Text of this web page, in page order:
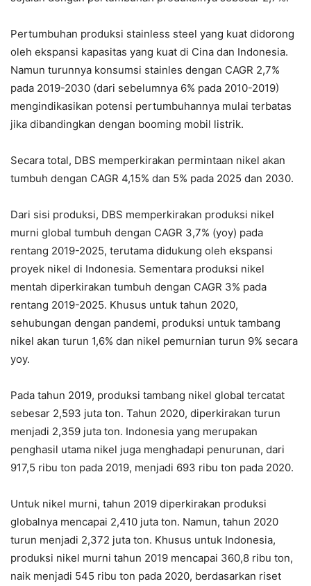
Pertumbuhan produksi stainless steel yang kuat didorong
oleh ekspansi kapasitas yang kuat di Cina dan Indonesia.
Namun turunnya konsumsi stainles dengan CAGR 2,7%
pada 2019-2030 (dari sebelumnya 6% pada 2010-2019)
mengindikasikan potensi pertumbuhannya mulai terbatas
jika dibandingkan dengan booming mobil listrik.
Secara total, DBS memperkirakan permintaan nikel akan
tumbuh dengan CAGR 4,15% dan 5% pada 2025 dan 2030.
Dari sisi produksi, DBS memperkirakan produksi nikel
murni global tumbuh dengan CAGR 3,7% (yoy) pada
rentang 2019-2025, terutama didukung oleh ekspansi
proyek nikel di Indonesia. Sementara produksi nikel
mentah diperkirakan tumbuh dengan CAGR 3% pada
rentang 2019-2025. Khusus untuk tahun 2020,
sehubungan dengan pandemi, produksi untuk tambang
nikel akan turun 1,6% dan nikel pemurnian turun 9% secara
yoy.
Pada tahun 2019, produksi tambang nikel global tercatat
sebesar 2,593 juta ton. Tahun 2020, diperkirakan turun
menjadi 2,359 juta ton. Indonesia yang merupakan
penghasil utama nikel juga menghadapi penurunan, dari
917,5 ribu ton pada 2019, menjadi 693 ribu ton pada 2020.
Untuk nikel murni, tahun 2019 diperkirakan produksi
globalnya mencapai 2,410 juta ton. Namun, tahun 2020
turun menjadi 2,372 juta ton. Khusus untuk Indonesia,
produksi nikel murni tahun 2019 mencapai 360,8 ribu ton,
naik menjadi 545 ribu ton pada 2020, berdasarkan riset